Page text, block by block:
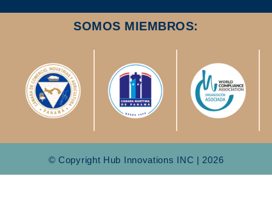
SOMOS MIEMBROS:
© Copyright Hub Innovations INC | 2026